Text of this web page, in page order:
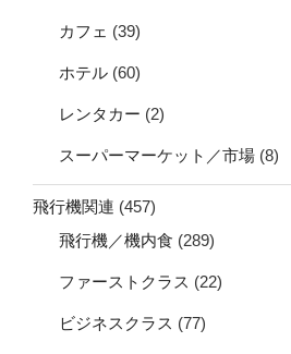
カフェ (39)
ホテル (60)
レンタカー (2)
スーパーマーケット／市場 (8)
飛行機関連 (457)
飛行機／機内食 (289)
ファーストクラス (22)
ビジネスクラス (77)